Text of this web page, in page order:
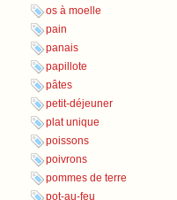
os à moelle
pain
panais
papillote
pâtes
petit-déjeuner
plat unique
poissons
poivrons
pommes de terre
pot-au-feu